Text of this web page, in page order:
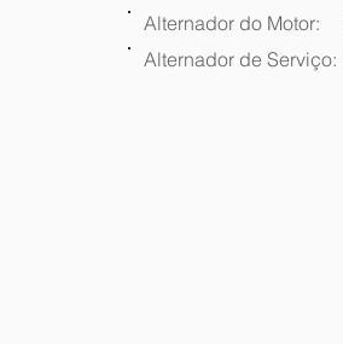
Alternador do Motor:
Alternador de Serviço: